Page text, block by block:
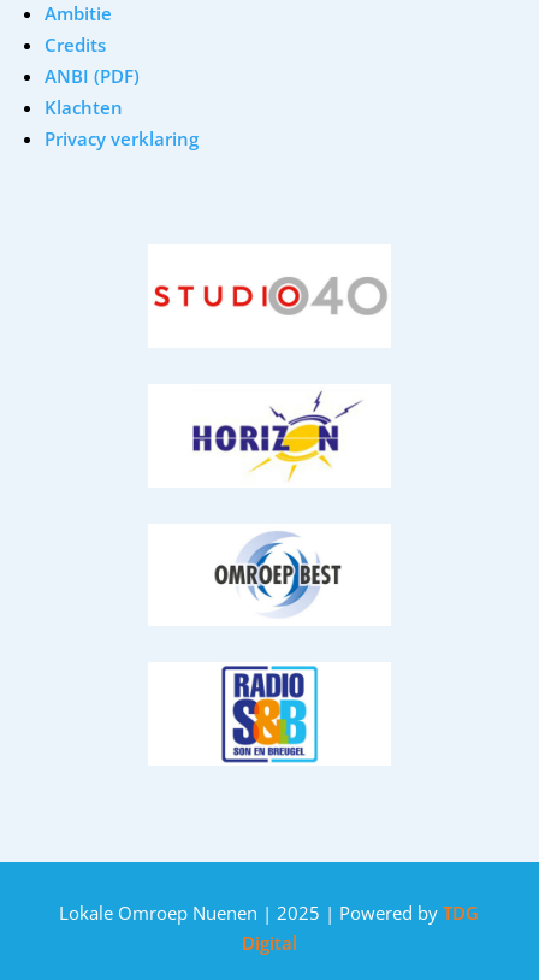
Ambitie
Credits
ANBI (PDF)
Klachten
Privacy verklaring
Lokale Omroep Nuenen | 2025 | Powered by TDG
Digital